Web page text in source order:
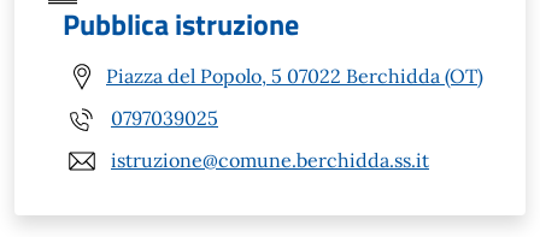
Pubblica istruzione
Piazza del Popolo, 5 07022 Berchidda (OT)
0797039025
istruzione@comune.berchidda.ss.it